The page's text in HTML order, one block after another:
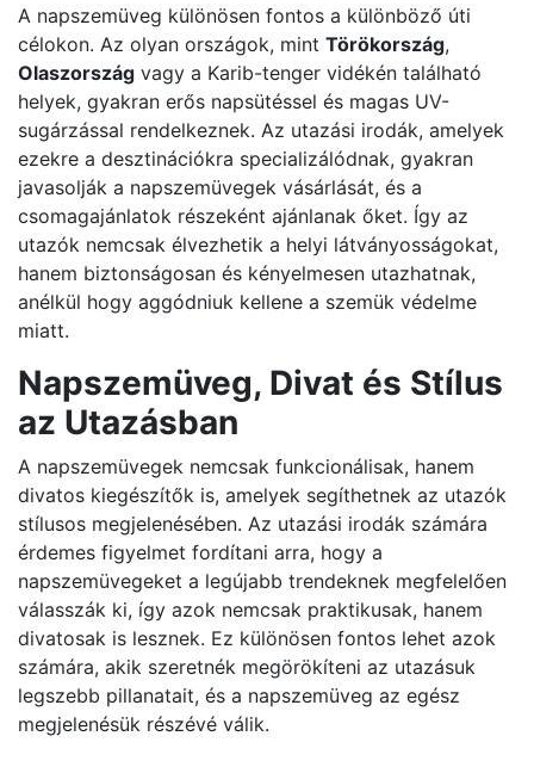
A napszemüveg különösen fontos a különböző úti
célokon. Az olyan országok, mint Törökország,
Olaszország vagy a Karib-tenger vidékén található
helyek, gyakran erős napsütéssel és magas UV-
sugárzással rendelkeznek. Az utazási irodák, amelyek
ezekre a desztinációkra specializálódnak, gyakran
javasolják a napszemüvegek vásárlását, és a
csomagajánlatok részeként ajánlanak őket. Így az
utazók nemcsak élvezhetik a helyi látványosságokat,
hanem biztonságosan és kényelmesen utazhatnak,
anélkül hogy aggódniuk kellene a szemük védelme
miatt.
Napszemüveg, Divat és Stílus
az Utazásban
A napszemüvegek nemcsak funkcionálisak, hanem
divatos kiegészítők is, amelyek segíthetnek az utazók
stílusos megjelenésében. Az utazási irodák számára
érdemes figyelmet fordítani arra, hogy a
napszemüvegeket a legújabb trendeknek megfelelően
válasszák ki, így azok nemcsak praktikusak, hanem
divatosak is lesznek. Ez különösen fontos lehet azok
számára, akik szeretnék megörökíteni az utazásuk
legszebb pillanatait, és a napszemüveg az egész
megjelenésük részévé válik.